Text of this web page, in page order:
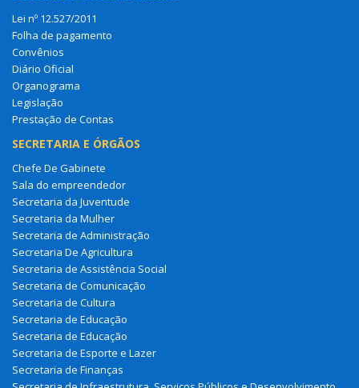
Lei nº 12.527/2011
Folha de pagamento
Convênios
Diário Oficial
Organograma
Legislação
Prestação de Contas
SECRETARIA E ÓRGÃOS
Chefe De Gabinete
Sala do empreendedor
Secretaria da Juventude
Secretaria da Mulher
Secretaria de Administração
Secretaria De Agricultura
Secretaria de Assistência Social
Secretaria de Comunicação
Secretaria de Cultura
Secretaria de Educação
Secretaria de Educação
Secretaria de Esporte e Lazer
Secretaria de Finanças